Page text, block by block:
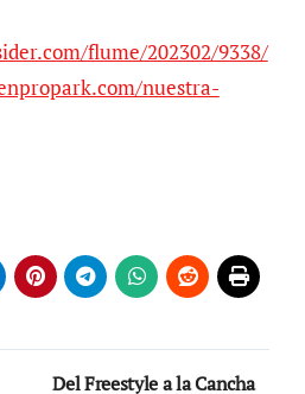
flume/202302/9338/
nuestra-
Del Freestyle a la Cancha